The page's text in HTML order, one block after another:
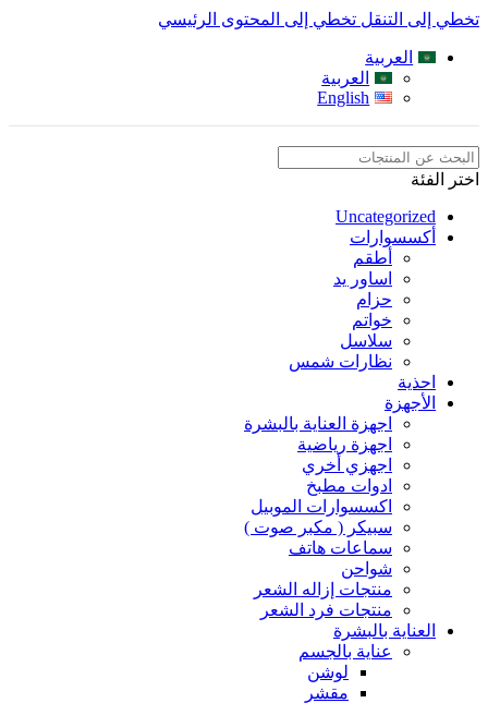
تخطي إلى التنقل تخطي إلى المحتوى الرئيسي
العربية
العربية
English
اختر الفئة
Uncategorized
أكسسوارات
أطقم
اساور يد
حزام
خواتم
سلاسل
نظارات شمس
احذية
الأجهزة
اجهزة العناية بالبشرة
اجهزة رياضية
اجهزي أخري
ادوات مطبخ
اكسسوارات الموبيل
سبيكر ( مكبر صوت )
سماعات هاتف
شواحن
منتجات إزاله الشعر
منتجات فرد الشعر
العناية بالبشرة
عناية بالجسم
لوشن
مقشر